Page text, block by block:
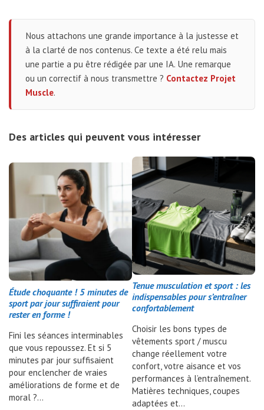
Nous attachons une grande importance à la justesse et
à la clarté de nos contenus. Ce texte a été relu mais
une partie a pu être rédigée par une IA. Une remarque
ou un correctif à nous transmettre ? Contactez Projet
Muscle.
Des articles qui peuvent vous intéresser
Étude choquante ! 5 minutes de
sport par jour suffiraient pour
rester en forme !
Fini les séances interminables
que vous repoussez. Et si 5
minutes par jour suffisaient
pour enclencher de vraies
améliorations de forme et de
moral ?…
Tenue musculation et sport : les
indispensables pour s’entraîner
confortablement
Choisir les bons types de
vêtements sport / muscu
change réellement votre
confort, votre aisance et vos
performances à l’entraînement.
Matières techniques, coupes
adaptées et…